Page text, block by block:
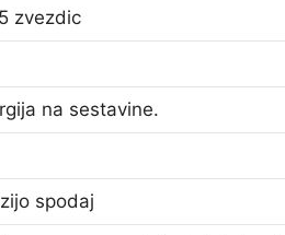
zvezdic
na sestavine.
spodaj